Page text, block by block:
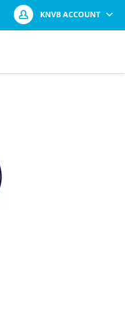
KNVB ACCOUNT